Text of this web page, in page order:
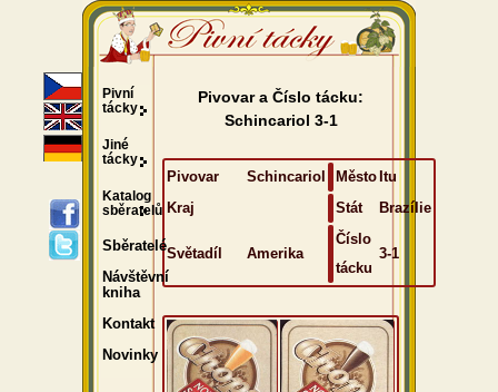
Pivovar a Číslo tácku:
Schincariol 3-1
Pivovar Schincariol Město Itu
Kraj
Stát Brazílie
Světadíl Amerika
Číslo
tácku
3-1
Pivní
tácky
Jiné
tácky
Katalog
sběratelů
Sběratelé
Návštěvní
kniha
Kontakt
Novinky